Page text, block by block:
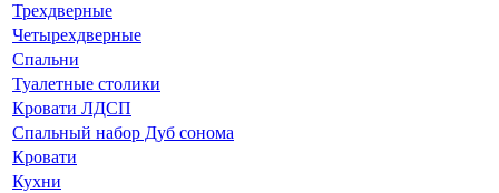
Трехдверные
Четырехдверные
Спальни
Туалетные столики
Кровати ЛДСП
Спальный набор Дуб сонома
Кровати
Кухни